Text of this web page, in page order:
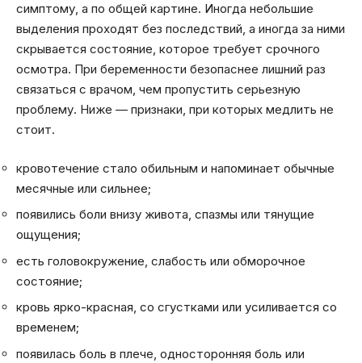
симптому, а по общей картине. Иногда небольшие
выделения проходят без последствий, а иногда за ними
скрывается состояние, которое требует срочного
осмотра. При беременности безопаснее лишний раз
связаться с врачом, чем пропустить серьезную
проблему. Ниже — признаки, при которых медлить не
стоит.
кровотечение стало обильным и напоминает обычные
месячные или сильнее;
появились боли внизу живота, спазмы или тянущие
ощущения;
есть головокружение, слабость или обморочное
состояние;
кровь ярко-красная, со сгустками или усиливается со
временем;
появилась боль в плече, односторонняя боль или